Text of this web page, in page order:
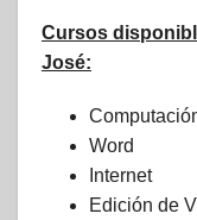
Cursos
José:
Word
Internet
Edición de